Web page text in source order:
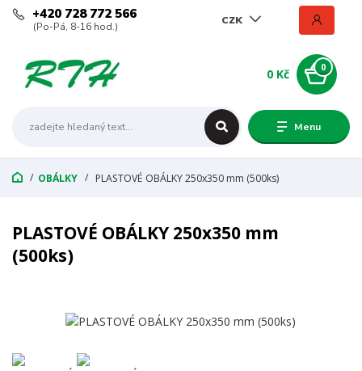
Menu
CZK
+420 728 772 566
(Po-Pá, 8-16 hod.)
0
0 Kč
OBÁLKY PLASTOVÉ OBÁLKY 250x350 mm (500ks)
PLASTOVÉ OBÁLKY 250x350 mm
(500ks)